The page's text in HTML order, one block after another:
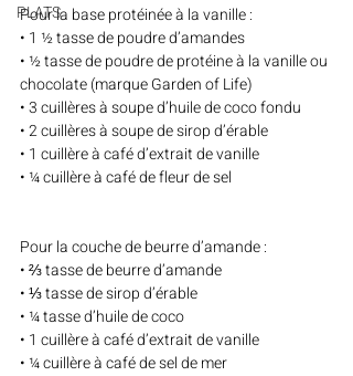
PLATS
Pour la base protéinée à la vanille :
• 1 ½ tasse de poudre d’amandes
• ½ tasse de poudre de protéine à la vanille ou
chocolate (marque Garden of Life)
• 3 cuillères à soupe d’huile de coco fondu
• 2 cuillères à soupe de sirop d’érable
• 1 cuillère à café d’extrait de vanille
• ¼ cuillère à café de fleur de sel
Pour la couche de beurre d’amande :
• ⅔ tasse de beurre d’amande
• ⅓ tasse de sirop d’érable
• ¼ tasse d’huile de coco
• 1 cuillère à café d’extrait de vanille
• ¼ cuillère à café de sel de mer